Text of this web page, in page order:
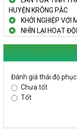
HUYỆN KRÔNG PẮC
KHỞI NGHIỆP VỚI
NHÌN LẠI HOẠT
2020
KHAI MẠC
TRAILER
Đắk Lắk - Tiềm
THANH NIÊN KHỞI
TẬP THỂ
PHÁT HUY VAI
NGHIỆP, PHÁT TRIỂN
Đánh giá thái độ
Chưa tốt
Tốt